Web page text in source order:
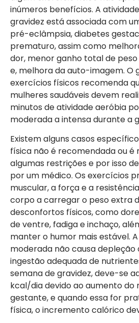
inúmeros benefícios. A
gravidez está associada com
pré-eclâmpsia, diabetes
prematuro, assim como
dor, menor ganho total de
e, melhora da auto-imagem. O
exercícios físicos recomenda
mulheres saudáveis devem
minutos de atividade aeróbia
moderada a intensa durante a
Existem alguns casos
física não é recomendada ou
algumas restrições e por isso
por um médico. Os exercícios
muscular, a força e a
corpo a carregar o peso extra
desconfortos físicos, como
de ventre, fadiga e inchaço,
manter o humor mais estável.
moderada não causa depleção
ingestão adequada de
semana de gravidez, deve-se
kcal/dia devido ao aumento do
gestante, e quando essa for
física, o incremento calórico